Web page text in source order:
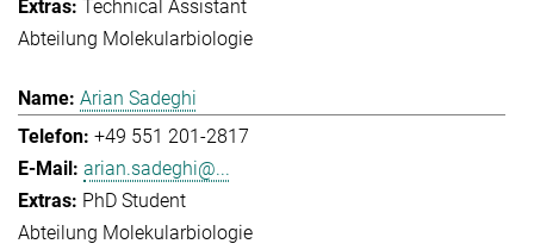
Technical Assistant
Abteilung Molekularbiologie
Arian Sadeghi
+49 551 201-2817
arian.sadeghi@...
PhD Student
Abteilung Molekularbiologie